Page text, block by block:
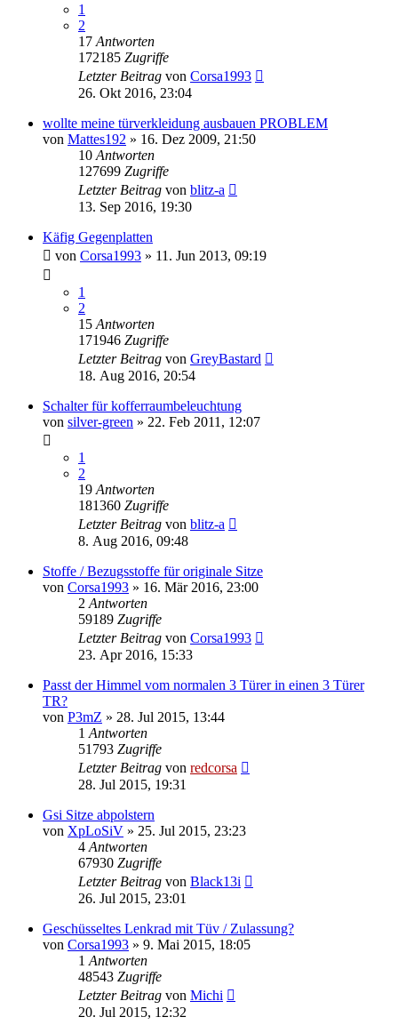
1
2
17 Antworten
172185 Zugriffe
Letzter Beitrag von Corsa1993
26. Okt 2016, 23:04
wollte meine türverkleidung ausbauen PROBLEM
von Mattes192 » 16. Dez 2009, 21:50
10 Antworten
127699 Zugriffe
Letzter Beitrag von blitz-a
13. Sep 2016, 19:30
Käfig Gegenplatten
von Corsa1993 » 11. Jun 2013, 09:19
1
2
15 Antworten
171946 Zugriffe
Letzter Beitrag von GreyBastard
18. Aug 2016, 20:54
Schalter für kofferraumbeleuchtung
von silver-green » 22. Feb 2011, 12:07
1
2
19 Antworten
181360 Zugriffe
Letzter Beitrag von blitz-a
8. Aug 2016, 09:48
Stoffe / Bezugsstoffe für originale Sitze
von Corsa1993 » 16. Mär 2016, 23:00
2 Antworten
59189 Zugriffe
Letzter Beitrag von Corsa1993
23. Apr 2016, 15:33
Passt der Himmel vom normalen 3 Türer in einen 3 Türer
TR?
von P3mZ » 28. Jul 2015, 13:44
1 Antworten
51793 Zugriffe
Letzter Beitrag von redcorsa
28. Jul 2015, 19:31
Gsi Sitze abpolstern
von XpLoSiV » 25. Jul 2015, 23:23
4 Antworten
67930 Zugriffe
Letzter Beitrag von Black13i
26. Jul 2015, 23:01
Geschüsseltes Lenkrad mit Tüv / Zulassung?
von Corsa1993 » 9. Mai 2015, 18:05
1 Antworten
48543 Zugriffe
Letzter Beitrag von Michi
20. Jul 2015, 12:32